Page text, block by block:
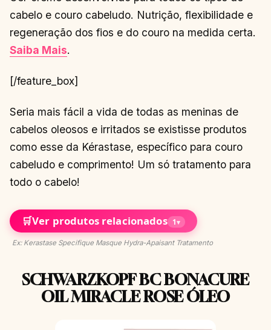
cabelo e couro cabeludo. Nutrição, flexibilidade e
regeneração dos fios e do couro na medida certa.
Saiba Mais.
[/feature_box]
Seria mais fácil a vida de todas as meninas de
cabelos oleosos e irritados se existisse produtos
como esse da Kérastase, específico para couro
cabeludo e comprimento! Um só tratamento para
todo o cabelo!
🛒Ver produtos relacionados 1▾
Ex: Kerastase Specifique Masque Hydra-Apaisant Tratamento
SCHWARZKOPF BC BONACURE
OIL MIRACLE ROSE ÓLEO